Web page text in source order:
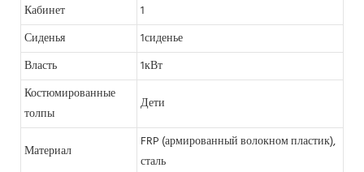
Кабинет
1
Сиденья
1сиденье
Власть
1кВт
Костюмированные
толпы
Дети
Материал
FRP (армированный волокном пластик),
сталь